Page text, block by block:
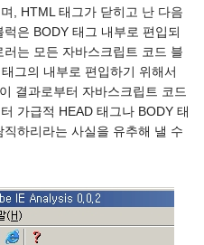
, HTML 태그가 닫히고 난 다음
은 BODY 태그 내부로 편입되
는 모든 자바스크립트 코드 블
그의 내부로 편입하기 위해서
결과로부터 자바스크립트 코드
가급적 HEAD 태그나 BODY 태
하리라는 사실을 유추해 낼 수